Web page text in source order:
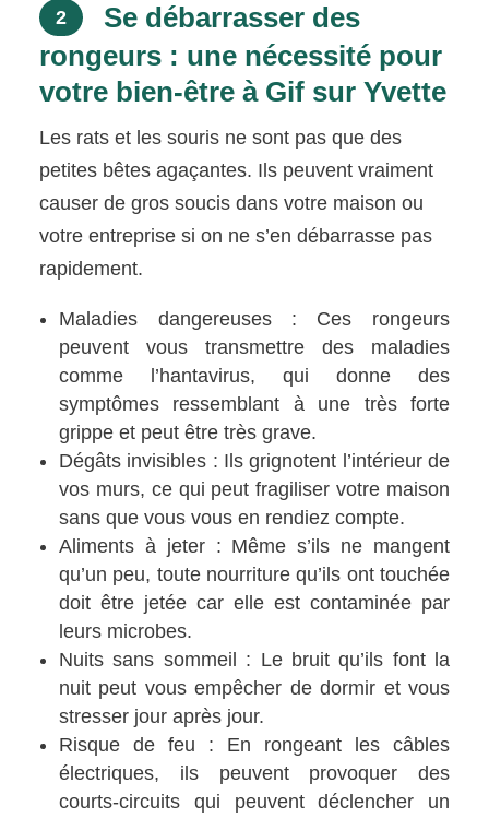
2
Se débarrasser des
rongeurs : une nécessité pour
votre bien-être à Gif sur Yvette
Les rats et les souris ne sont pas que des
petites bêtes agaçantes. Ils peuvent vraiment
causer de gros soucis dans votre maison ou
votre entreprise si on ne s’en débarrasse pas
rapidement.
Maladies dangereuses : Ces rongeurs
peuvent vous transmettre des maladies
comme l’hantavirus, qui donne des
symptômes ressemblant à une très forte
grippe et peut être très grave.
Dégâts invisibles : Ils grignotent l’intérieur de
vos murs, ce qui peut fragiliser votre maison
sans que vous vous en rendiez compte.
Aliments à jeter : Même s’ils ne mangent
qu’un peu, toute nourriture qu’ils ont touchée
doit être jetée car elle est contaminée par
leurs microbes.
Nuits sans sommeil : Le bruit qu’ils font la
nuit peut vous empêcher de dormir et vous
stresser jour après jour.
Risque de feu : En rongeant les câbles
électriques, ils peuvent provoquer des
courts-circuits qui peuvent déclencher un